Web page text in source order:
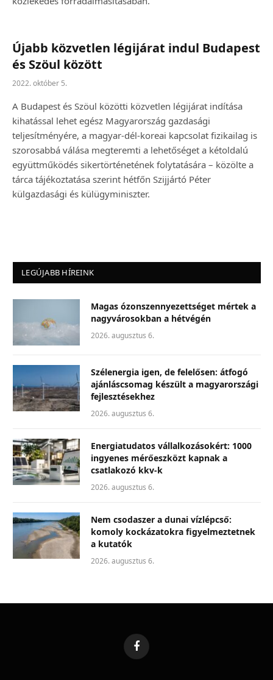
Újabb közvetlen légijárat indul Budapest
és Szöul között
2022. október 5.
A Budapest és Szöul közötti közvetlen légijárat indítása
kihatással lehet egész Magyarország gazdasági
teljesítményére, a magyar-dél-koreai kapcsolat fizikailag is
szorosabbá válása megteremti a lehetőséget a kétoldalú
együttműködés sikertörténetének folytatására – közölte a
tárca tájékoztatása szerint hétfőn Szijjártó Péter
külgazdasági és külügyminiszter.
LEGÚJABB HÍREINK
Magas ózonszennyezettséget mértek a
nagyvárosokban a hétvégén
2026. augusztus 6.
Szélenergia igen, de felelősen: átfogó
ajánláscsomag készült a magyarországi
fejlesztésekhez
2026. augusztus 6.
Energiatudatos vállalkozásokért: 1000
ingyenes mérőeszközt kapnak a
csatlakozó kkv-k
2026. augusztus 6.
Nem csodaszer a dunai vízlépcső:
komoly kockázatokra figyelmeztetnek
a kutatók
2026. augusztus 6.
Facebook